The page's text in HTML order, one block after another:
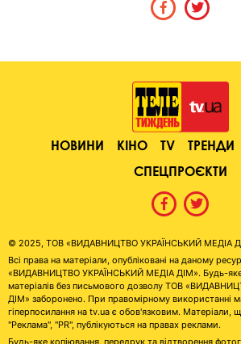
НОВИНИ КІНО TV ТРЕНДИ
СПЕЦПРОЄКТИ
© 2025, ТОВ «ВИДАВНИЦТВО УКРАЇНСЬКИЙ МЕДІА
Всі права на матеріали, опубліковані на даному
«ВИДАВНИЦТВО УКРАЇНСЬКИЙ МЕДІА ДІМ». Будь-
матеріалів без письмового дозволу ТОВ
ДІМ» заборонено. При правомірному використанні
гіперпосилання на tv.ua є обов'язковим. Матеріали,
"Реклама", "PR", публікуються на правах реклами.
Будь-яке копіювання, передрук та відтворення